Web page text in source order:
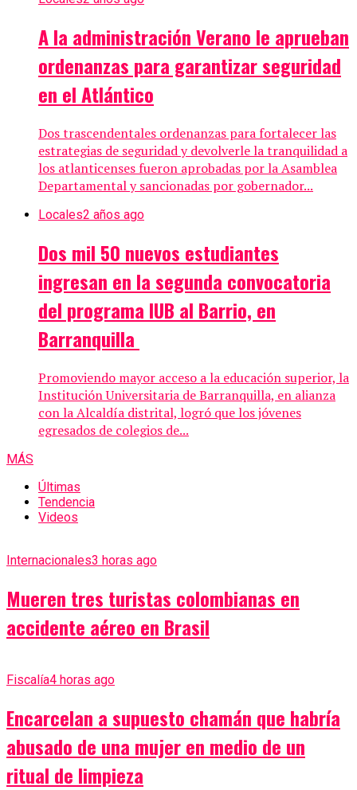
A la administración Verano le aprueban
ordenanzas para garantizar seguridad
en el Atlántico
Dos trascendentales ordenanzas para fortalecer las
estrategias de seguridad y devolverle la tranquilidad a
los atlanticenses fueron aprobadas por la Asamblea
Departamental y sancionadas por gobernador...
Locales2 años ago
Dos mil 50 nuevos estudiantes
ingresan en la segunda convocatoria
del programa IUB al Barrio, en
Barranquilla
Promoviendo mayor acceso a la educación superior, la
Institución Universitaria de Barranquilla, en alianza
con la Alcaldía distrital, logró que los jóvenes
egresados ​​de colegios de...
MÁS
Últimas
Tendencia
Videos
Internacionales3 horas ago
Mueren tres turistas colombianas en
accidente aéreo en Brasil
Fiscalía4 horas ago
Encarcelan a supuesto chamán que habría
abusado de una mujer en medio de un
ritual de limpieza